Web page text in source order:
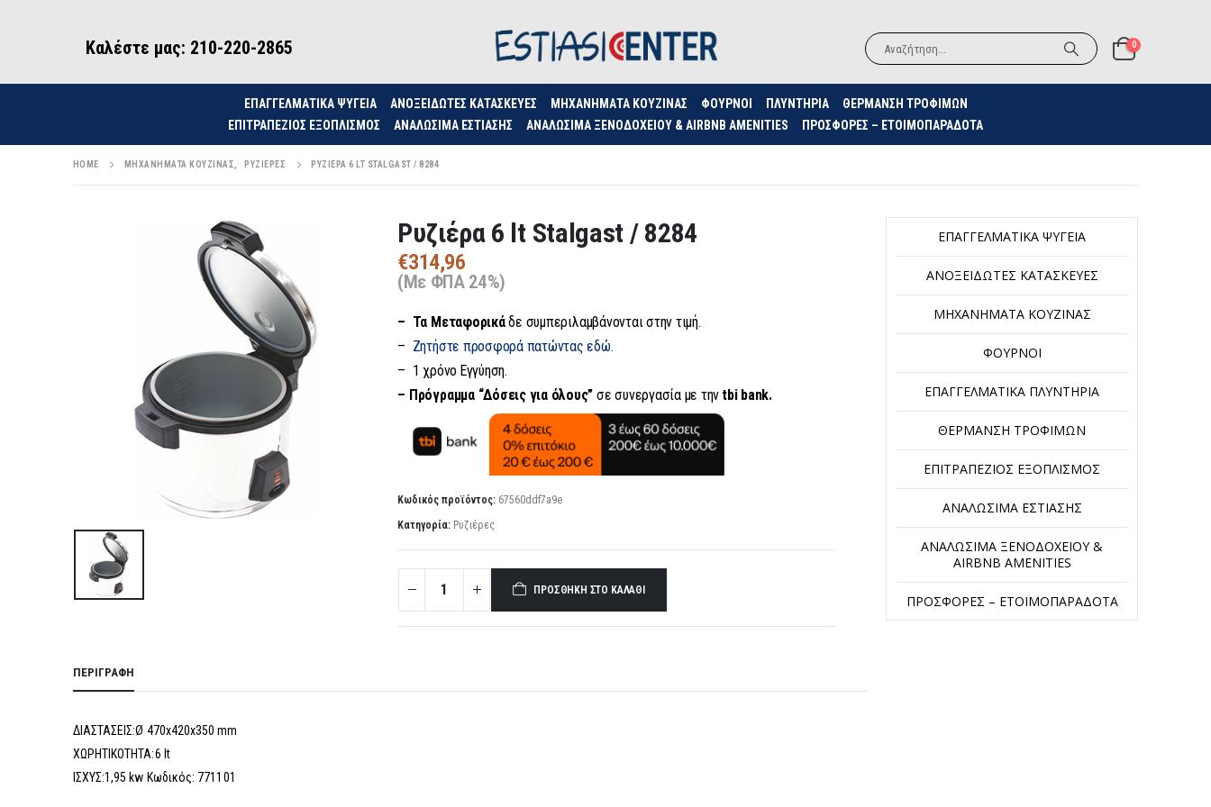
Καλέστε μας: 210-220-2865 0
ΕΠΑΓΓΕΛΜΑΤΙΚΑ ΨΥΓΕΙΑ ΑΝΟΞΕΊΔΩΤΕΣ ΚΑΤΑΣΚΕΥΈΣ ΜΗΧΑΝΉΜΑΤΑ ΚΟΥΖΊΝΑΣ ΦΟΥΡΝΟΙ ΠΛΥΝΤΗΡΙΑ
ΘΈΡΜΑΝΣΗ ΤΡΟΦΊΜΩΝ
ΕΠΙΤΡΑΠΈΖΙΟΣ ΕΞΟΠΛΙΣΜΌΣ
ΑΝΑΛΏΣΙΜΑ ΕΣΤΊΑΣΗΣ ΑΝΑΛΏΣΙΜΑ ΞΕΝΟΔΟΧΕΊΟΥ & AIRBNB AMENITIES ΠΡΟΣΦΟΡΈΣ – ΕΤΟΙΜΟΠΑΡΆΔΟΤΑ
HOME ΜΗΧΑΝΉΜΑΤΑ ΚΟΥΖΊΝΑΣ ΡΥΖΙΈΡΕΣ ΡΥΖΙΈΡΑ 6 LT STALGAST / 8284
Ρυζιέρα 6 lt Stalgast / 8284
€314,96
(Με ΦΠΑ 24%)
– Τα Μεταφορικάδε συμπεριλαμβάνονται στην τιμή.
– Ζητήστε προσφορά πατώντας εδώ.
– 1 χρόνο Εγγύηση.
– Πρόγραμμα “Δόσεις για όλους” σε συνεργασία με την tbi bank.
Κωδικός προϊόντος: 67560ddf7a9e
Κατηγορία: Ρυζιέρες
ΠΡΟΣΘΉΚΗ ΣΤΟ ΚΑΛΆΘΙ
ΠΕΡΙΓΡΑΦΉ
ΔΙΑΣΤΑΣΕΙΣ:Ø 470x420x350 mm
ΧΩΡΗΤΙΚΟΤΗΤΑ:6 lt
ΙΣΧΥΣ:1,95 kw Κωδικός: 771101
ΕΠΑΓΓΕΛΜΑΤΙΚΆ ΨΥΓΕΊΑ
ΑΝΟΞΕΊΔΩΤΕΣ ΚΑΤΑΣΚΕΥΈΣ
ΜΗΧΑΝΉΜΑΤΑ ΚΟΥΖΊΝΑΣ
ΦΟΎΡΝΟΙ
ΕΠΑΓΓΕΛΜΑΤΙΚΆ ΠΛΥΝΤΉΡΙΑ
ΘΈΡΜΑΝΣΗ ΤΡΟΦΊΜΩΝ
ΕΠΙΤΡΑΠΈΖΙΟΣ ΕΞΟΠΛΙΣΜΌΣ
ΑΝΑΛΏΣΙΜΑ ΕΣΤΊΑΣΗΣ
ΑΝΑΛΏΣΙΜΑ ΞΕΝΟΔΟΧΕΊΟΥ &
AIRBNB AMENITIES
ΠΡΟΣΦΟΡΈΣ – ΕΤΟΙΜΟΠΑΡΆΔΟΤΑ